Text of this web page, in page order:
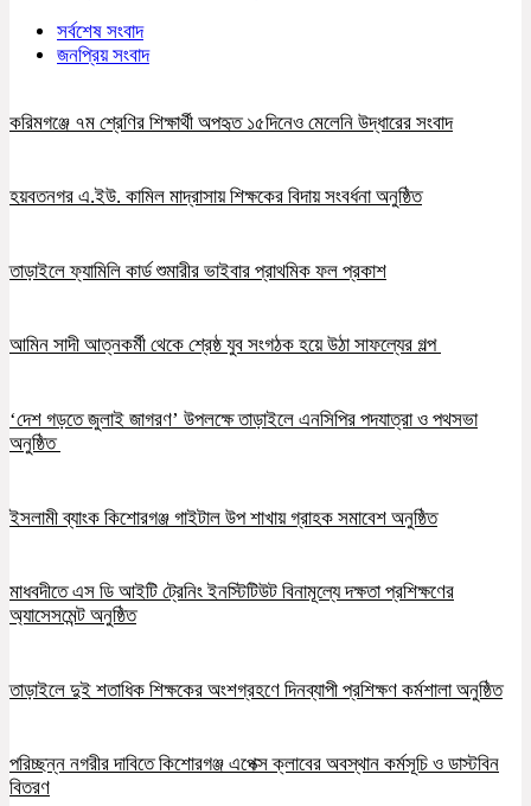
সর্বশেষ সংবাদ
জনপ্রিয় সংবাদ
করিমগঞ্জে ৭ম শ্রেণির শিক্ষার্থী অপহৃত ১৫দিনেও মেলেনি উদ্ধারের সংবাদ
হয়বতনগর এ.ইউ. কামিল মাদ্রাসায় শিক্ষকের বিদায় সংবর্ধনা অনুষ্ঠিত
তাড়াইলে ফ্যামিলি কার্ড শুমারীর ভাইবার প্রাথমিক ফল প্রকাশ
আমিন সাদী আত্নকর্মী থেকে শ্রেষ্ঠ যুব সংগঠক হয়ে উঠা সাফল্যের গল্প
‘দেশ গড়তে জুলাই জাগরণ’ উপলক্ষে তাড়াইলে এনসিপির পদযাত্রা ও পথসভা
অনুষ্ঠিত
ইসলামী ব্যাংক কিশোরগঞ্জ গাইটাল উপ শাখায় গ্রাহক সমাবেশ অনুষ্ঠিত
মাধবদীতে এস ডি আইটি ট্রেনিং ইনস্টিটিউট বিনামূল্যে দক্ষতা প্রশিক্ষণের
অ্যাসেসমেন্ট অনুষ্ঠিত
তাড়াইলে দুই শতাধিক শিক্ষকের অংশগ্রহণে দিনব্যাপী প্রশিক্ষণ কর্মশালা অনুষ্ঠিত
পরিচ্ছন্ন নগরীর দাবিতে কিশোরগঞ্জ এপেক্স ক্লাবের অবস্থান কর্মসূচি ও ডাস্টবিন
বিতরণ